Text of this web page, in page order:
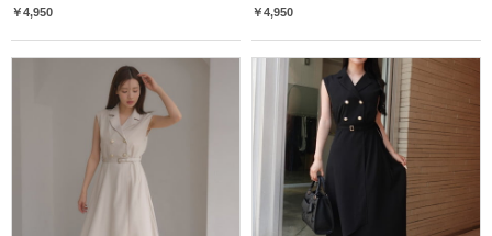
￥4,950 ￥4,950